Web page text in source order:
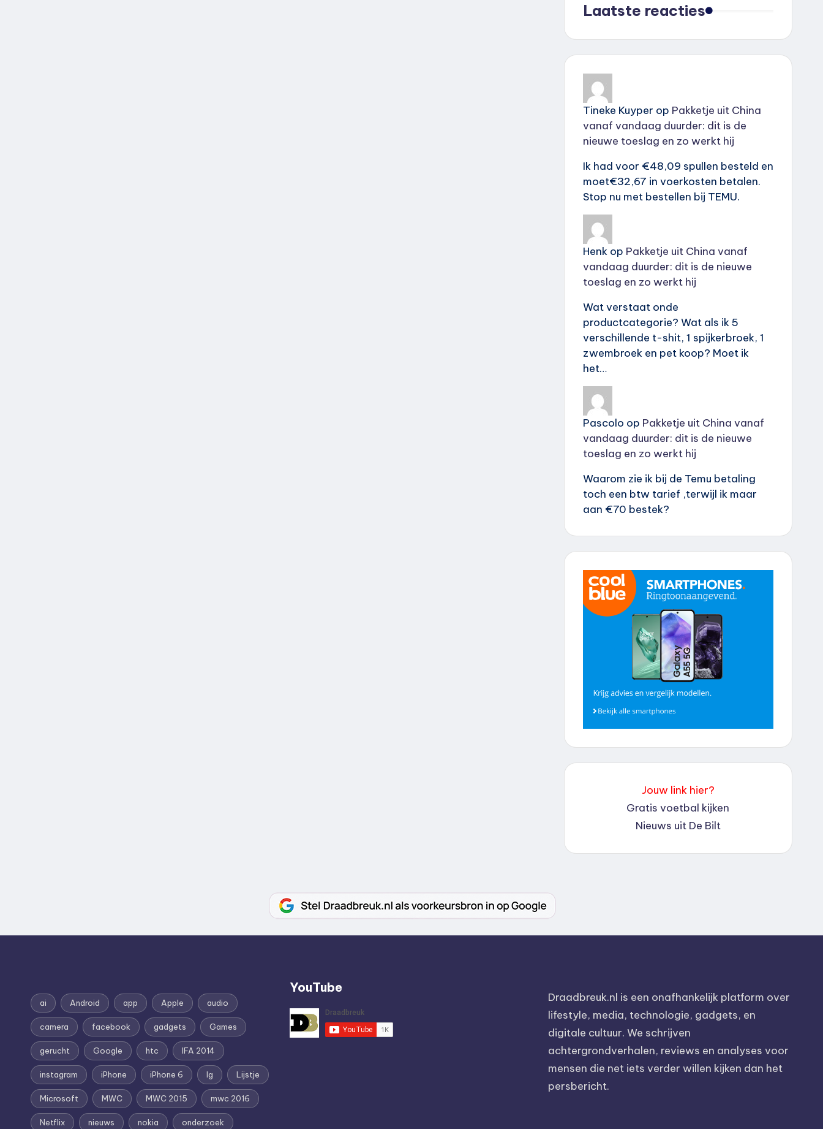
Laatste reacties
Tineke Kuyper op Pakketje uit China
vanaf vandaag duurder: dit is de
nieuwe toeslag en zo werkt hij
Ik had voor €48,09 spullen besteld en
moet€32,67 in voerkosten betalen.
Stop nu met bestellen bij TEMU.
Henkop Pakketje uit China vanaf
vandaag duurder: dit is de nieuwe
toeslag en zo werkt hij
Wat verstaat onde
productcategorie? Wat als ik 5
verschillende t-shit, 1 spijkerbroek, 1
zwembroek en pet koop? Moet ik
het…
Pascolo op Pakketje uit China vanaf
vandaag duurder: dit is de nieuwe
toeslag en zo werkt hij
Waarom zie ik bij de Temu betaling
toch een btw tarief ,terwijl ik maar
aan €70 bestek?
Jouw link hier?
Gratis voetbal kijken
Nieuws uit De Bilt
ai Android app Apple audio
camera facebook gadgets Games
gerucht Google htc IFA 2014
instagram iPhone iPhone 6 lg Lijstje
Microsoft MWC MWC 2015 mwc 2016
Netflix nieuws nokia onderzoek
YouTube
Draadbreuk.nl is een onafhankelijk platform over
lifestyle, media, technologie, gadgets, en
digitale cultuur. We schrijven
achtergrondverhalen, reviews en analyses voor
mensen die net iets verder willen kijken dan het
persbericht.